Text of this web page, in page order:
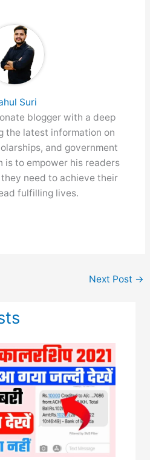
Suri
blogger with a deep
the latest information on
and government
is to empower his readers
need to achieve their
fulfilling lives.
Next Post →